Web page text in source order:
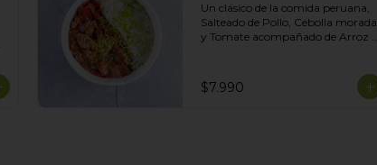
Un clásico de la comida peruana,
Salteado de Pollo, Cebolla morada
y Tomate acompañado de Arroz
$7.990